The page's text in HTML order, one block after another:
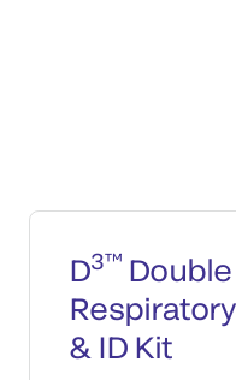
D3™Double
& ID Kit